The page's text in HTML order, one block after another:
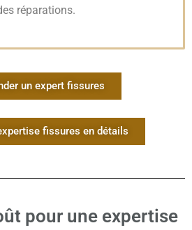
réparations.
un expert fissures
fissures en détails
pour une expertise